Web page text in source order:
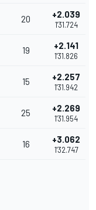
20 +2.039
1'31.724
19 +2.141
1'31.826
15 +2.257
1'31.942
25 +2.269
1'31.954
16 +3.062
1'32.747